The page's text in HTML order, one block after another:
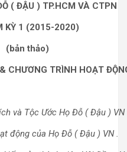
( ĐẬU ) TP.HCM VÀ CTPN
KỲ 1 (2015-2020)
(bản thảo)
CHƯƠNG TRÌNH HOẠT
và Tộc Ước Họ Đỗ ( Đậu ) VN
động của Họ Đỗ ( Đậu ) VN .